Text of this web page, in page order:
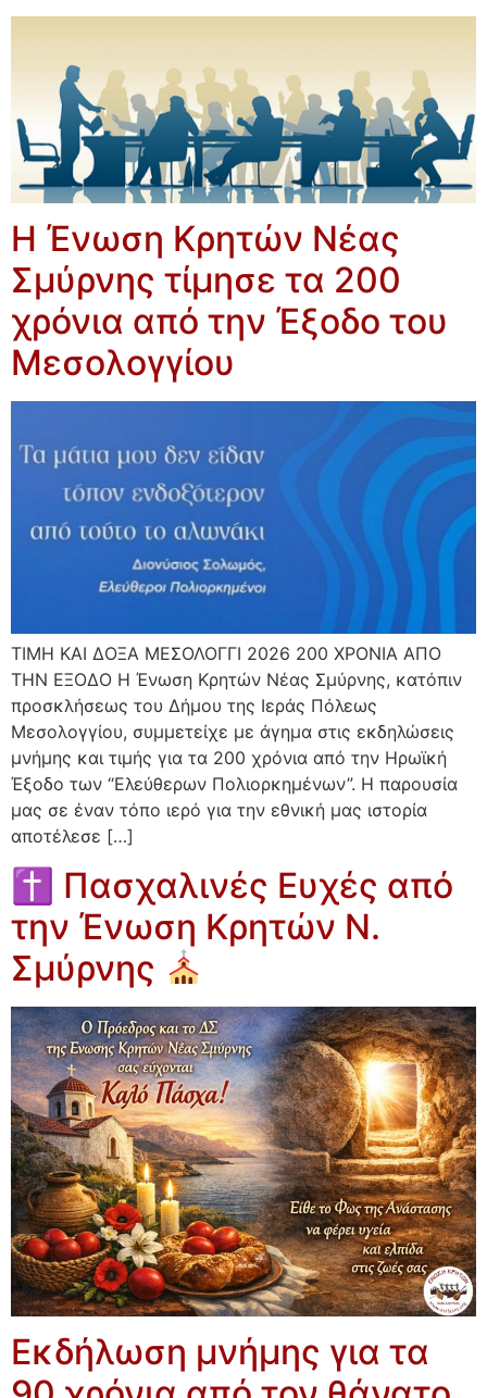
Η Ένωση Κρητών Νέας
Σμύρνης τίμησε τα 200
χρόνια από την Έξοδο του
Μεσολογγίου
ΤΙΜΗ ΚΑΙ ΔΟΞΑ ΜΕΣΟΛΟΓΓΙ 2026 200 ΧΡΟΝΙΑ ΑΠΟ
ΤΗΝ ΕΞΟΔΟ Η Ένωση Κρητών Νέας Σμύρνης, κατόπιν
προσκλήσεως του Δήμου της Ιεράς Πόλεως
Μεσολογγίου, συμμετείχε με άγημα στις εκδηλώσεις
μνήμης και τιμής για τα 200 χρόνια από την Ηρωϊκή
Έξοδο των “Ελεύθερων Πολιορκημένων”. Η παρουσία
μας σε έναν τόπο ιερό για την εθνική μας ιστορία
αποτέλεσε […]
✝ Πασχαλινές Ευχές από
την Ένωση Κρητών Ν.
Σμύρνης
Εκδήλωση μνήμης για τα